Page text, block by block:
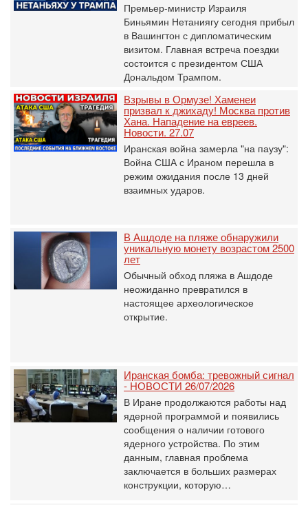
Премьер-министр Израиля
Биньямин Нетаниягу сегодня прибыл
в Вашингтон с дипломатическим
визитом. Главная встреча поездки
состоится с президентом США
Дональдом Трампом.
Взрывы в Ормузе! Хаменеи
призвал к джихаду! Москва против
Хана. Нападение на евреев.
Новости. 27.07
Иранская война замерла "на паузу":
Война США с Ираном перешла в
режим ожидания после 13 дней
взаимных ударов.
В Ашдоде на пляже обнаружили
уникальную монету возрастом 2500
лет
Обычный обход пляжа в Ашдоде
неожиданно превратился в
настоящее археологическое
открытие.
Иранская бомба: тревожный сигнал
- НОВОСТИ 26/07/2026
В Иране продолжаются работы над
ядерной программой и появились
сообщения о наличии готового
ядерного устройства. По этим
данным, главная проблема
заключается в больших размерах
конструкции, которую…